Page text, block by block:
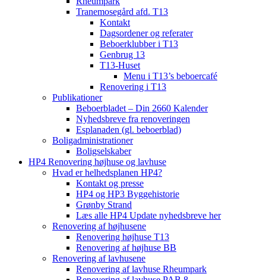
Tranemosegård afd. T13
Kontakt
Dagsordener og referater
Beboerklubber i T13
Genbrug 13
T13-Huset
Menu i T13’s beboercafé
Renovering i T13
Publikationer
Beboerbladet – Din 2660 Kalender
Nyhedsbreve fra renoveringen
Esplanaden (gl. beboerblad)
Boligadministrationer
Boligselskaber
HP4 Renovering højhuse og lavhuse
Hvad er helhedsplanen HP4?
Kontakt og presse
HP4 og HP3 Byggehistorie
Grønby Strand
Læs alle HP4 Update nyhedsbreve her
Renovering af højhusene
Renovering højhuse T13
Renovering af højhuse BB
Renovering af lavhusene
Renovering af lavhuse Rheumpark